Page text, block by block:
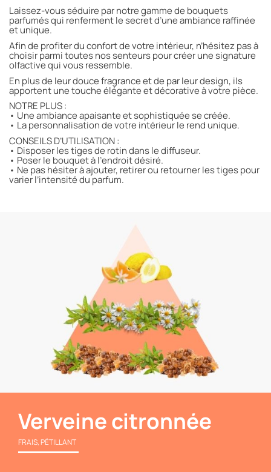
Laissez-vous séduire par notre gamme de bouquets
parfumés qui renferment le secret d’une ambiance raffinée
et unique.
Afin de profiter du confort de votre intérieur, n’hésitez pas à
choisir parmi toutes nos senteurs pour créer une signature
olfactive qui vous ressemble.
En plus de leur douce fragrance et de par leur design, ils
apportent une touche élégante et décorative à votre pièce.
NOTRE PLUS :
• Une ambiance apaisante et sophistiquée se créée.
• La personnalisation de votre intérieur le rend unique.
CONSEILS D’UTILISATION :
• Disposer les tiges de rotin dans le diffuseur.
• Poser le bouquet à l’endroit désiré.
• Ne pas hésiter à ajouter, retirer ou retourner les tiges pour
varier l’intensité du parfum.
Verveine citronnée
FRAIS, PÉTILLANT